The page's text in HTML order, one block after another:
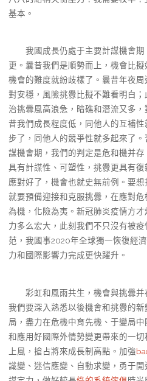
基本。
我國成長仍處于主要計謀機會期
更。曩昔我們是順勢而上，機會比
機會的難度就紛歧樣了。曩昔年夜周
對安穩，風險挑釁比擬不難看明白
治挑釁風高浪急，暗礁和潛流又多
昔我們成長程度低，同他人的互補
步了，同他人的競爭性就多起來了
謀機會期，我們的判定是危和機并
具有計謀性、可塑性，挑釁更具有復
應對好了，機會也就史無前例。要
就要預備迎接和克服挑釁，在應對
為機，化險為夷。新冠肺炎疫情方
力多么宏大，此刻我們不只沒有被
范，我國事2020年全球獨一恢復經
力和國際影響力完成更快躍升。
彩虹和風雨共生，機會與挑釁并
我們要深入熟悉以後機會和挑釁的
局，盡力在危機中育先機、于變局
和應用好國際外情勢變更帶來的一
上風，搶占將來成長制高點。加強
識變、迷信應變、自動求變，勇于